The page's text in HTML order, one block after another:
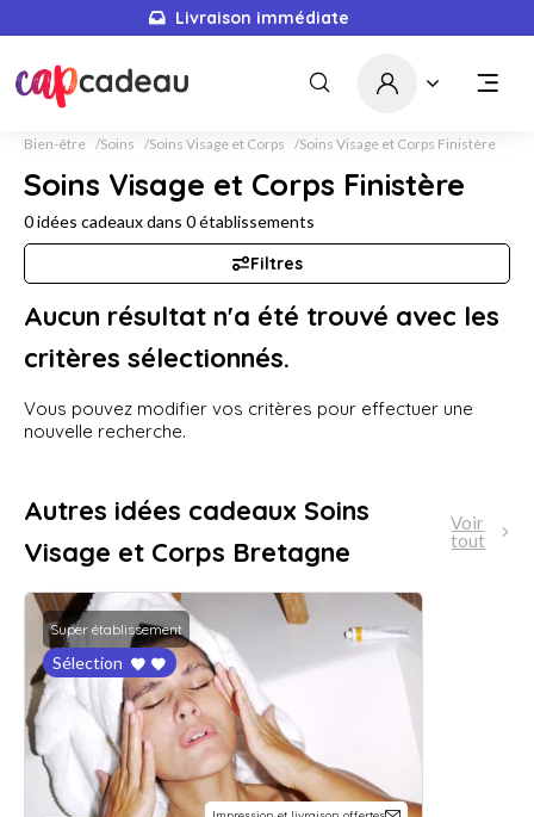
Livraison immédiate
Bien-être Soins Soins Visage et Corps Soins Visage et Corps Finistère
Soins Visage et Corps Finistère
0idées cadeaux dans 0établissements
Filtres
Aucun résultat n'a été trouvé avec les
critères sélectionnés.
Vous pouvez modifier vos critères pour effectuer une
nouvelle recherche.
Autres idées cadeaux Soins
Visage et Corps Bretagne
Voir
tout
Super établissement
Sélection